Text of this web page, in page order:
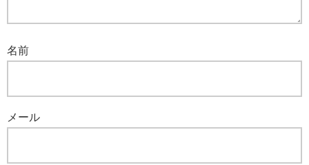
名前
メール